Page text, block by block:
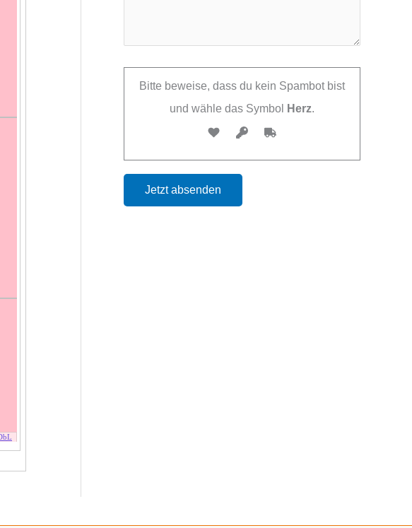
Bitte beweise, dass du kein Spambot bist
und wähle das Symbol
Herz.